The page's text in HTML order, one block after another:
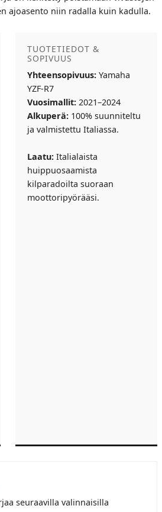
ajoasento niin radalla kuin kadulla.
TUOTETIEDOT &
SOPIVUUS
Yhteensopivuus: Yamaha
YZF-R7
Vuosimallit: 2021–2024
Alkuperä: 100% suunniteltu
ja valmistettu Italiassa.
Laatu: Italialaista
huippuosaamista
kilparadoilta suoraan
moottoripyörääsi.
seuraavilla valinnaisilla